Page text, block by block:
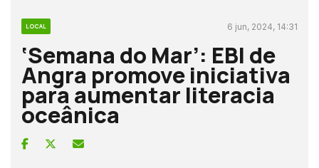
LOCAL 6 jun, 2024, 14:31
‘Semana do Mar’: EBI de
Angra promove iniciativa
para aumentar literacia
oceânica